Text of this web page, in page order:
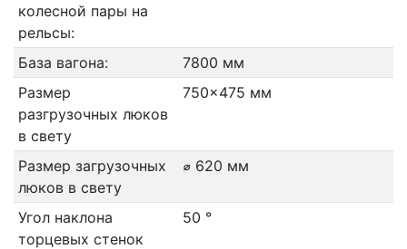
колесной пары на
рельсы:
База вагона:
7800 мм
Размер
разгрузочных люков
в свету
750x475 мм
Размер загрузочных
люков в свету
⌀ 620 мм
Угол наклона
торцевых стенок
50 °